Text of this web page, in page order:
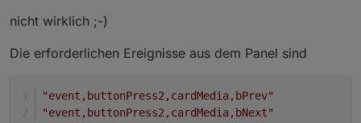
nicht wirklich ;-)
Die erforderlichen Ereignisse aus dem Panel sind
"event,buttonPress2,cardMedia,bPrev"
"event,buttonPress2,cardMedia,bNext"